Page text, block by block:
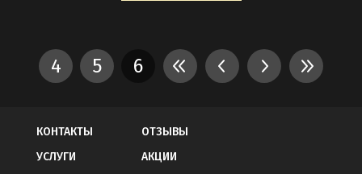
4 5 6
КОНТАКТЫ
УСЛУГИ
ОТЗЫВЫ
АКЦИИ